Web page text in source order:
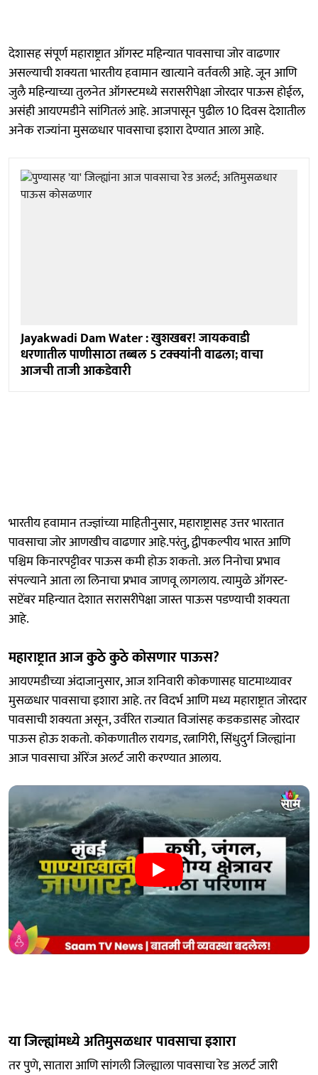
देशासह संपूर्ण महाराष्ट्रात ऑगस्ट महिन्यात पावसाचा जोर वाढणार
असल्याची शक्यता भारतीय हवामान खात्याने वर्तवली आहे. जून आणि
जुलै महिन्याच्या तुलनेत ऑगस्टमध्ये सरासरीपेक्षा जोरदार पाऊस होईल,
असंही आयएमडीने सांगितलं आहे. आजपासून पुढील 10 दिवस देशातील
अनेक राज्यांना मुसळधार पावसाचा इशारा देण्यात आला आहे.
Jayakwadi Dam Water : खुशखबर! जायकवाडी
धरणातील पाणीसाठा तब्बल 5 टक्क्यांनी वाढला; वाचा
आजची ताजी आकडेवारी
भारतीय हवामान तज्ज्ञांच्या माहितीनुसार, महाराष्ट्रासह उत्तर भारतात
पावसाचा जोर आणखीच वाढणार आहे.परंतु, द्वीपकल्पीय भारत आणि
पश्चिम किनारपट्टीवर पाऊस कमी होऊ शकतो. अल निनोचा प्रभाव
संपल्याने आता ला लिनाचा प्रभाव जाणवू लागलाय. त्यामुळे ऑगस्ट-
सप्टेंबर महिन्यात देशात सरासरीपेक्षा जास्त पाऊस पडण्याची शक्यता
आहे.
महाराष्ट्रात आज कुठे कुठे कोसणार पाऊस?
आयएमडीच्या अंदाजानुसार, आज शनिवारी कोकणासह घाटमाथ्यावर
मुसळधार पावसाचा इशारा आहे. तर विदर्भ आणि मध्य महाराष्ट्रात जोरदार
पावसाची शक्यता असून, उर्वरित राज्यात विजांसह कडकडासह जोरदार
पाऊस होऊ शकतो. कोकणातील रायगड, रत्नागिरी, सिंधुदुर्ग जिल्ह्यांना
आज पावसाचा ऑरेंज अलर्ट जारी करण्यात आलाय.
या जिल्ह्यांमध्ये अतिमुसळधार पावसाचा इशारा
तर पुणे, सातारा आणि सांगली जिल्ह्याला पावसाचा रेड अलर्ट जारी